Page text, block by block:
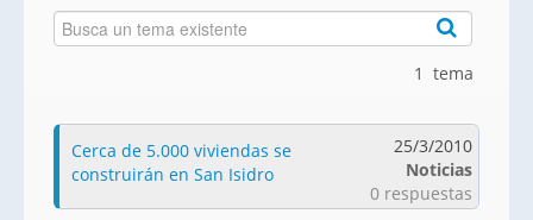
1 tema
Cerca de 5.000 viviendas se
construirán en San Isidro
25/3/2010
Noticias
0 respuestas